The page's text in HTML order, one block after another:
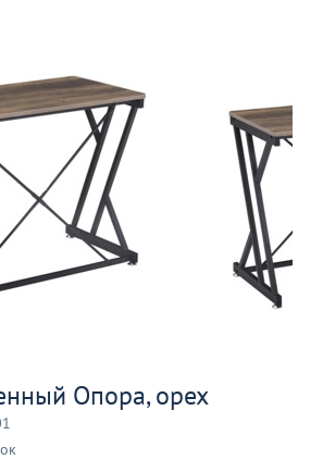
Опора, орех